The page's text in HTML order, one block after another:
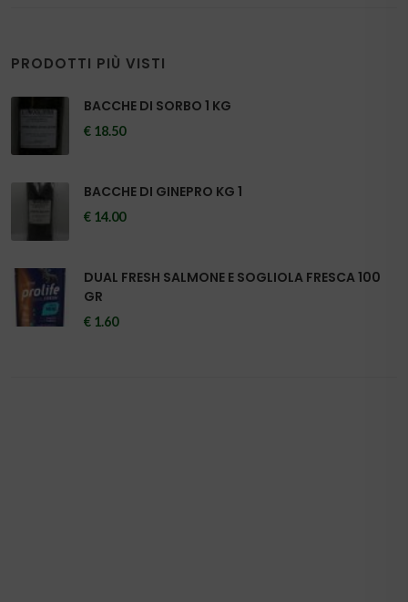
PRODOTTI PIÙ VISTI
BACCHE DI SORBO 1 KG
€ 18.50
BACCHE DI GINEPRO KG 1
€ 14.00
DUAL FRESH SALMONE E SOGLIOLA FRESCA 100
GR
€ 1.60